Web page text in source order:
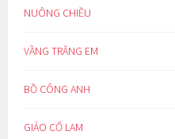
NUÔNG CHIỀU
VẦNG TRĂNG EM
BỒ CÔNG ANH
GIẢO CỔ LAM